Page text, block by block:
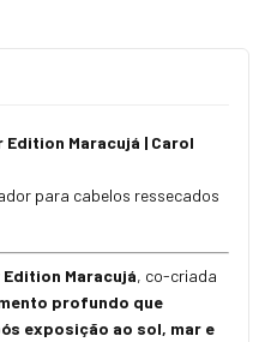
Edition Maracujá | Carol
para cabelos ressecados
Maracujá, co-criada
profundo que
exposição ao sol, mar e